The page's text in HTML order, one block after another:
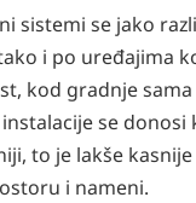
sistemi se jako
i po uređajima
kod gradnje
se donosi
to je lakše
i nameni.